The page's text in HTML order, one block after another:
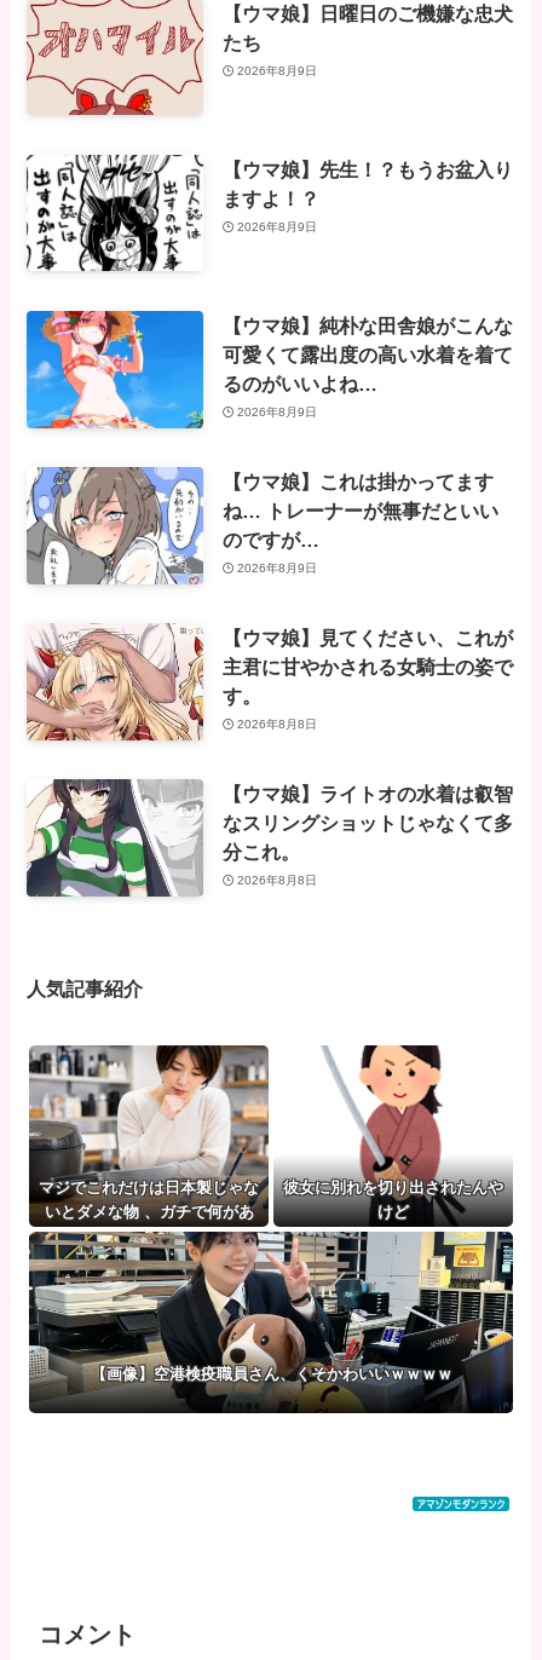
【ウマ娘】日曜日のご機嫌な忠犬
たち
2026年8月9日
【ウマ娘】先生！？もうお盆入り
ますよ！？
2026年8月9日
【ウマ娘】純朴な田舎娘がこんな
可愛くて露出度の高い水着を着て
るのがいいよね…
2026年8月9日
【ウマ娘】これは掛かってます
ね… トレーナーが無事だといい
のですが…
2026年8月9日
【ウマ娘】見てください、これが
主君に甘やかされる女騎士の姿で
す。
2026年8月8日
【ウマ娘】ライトオの水着は叡智
なスリングショットじゃなくて多
分これ。
2026年8月8日
人気記事紹介
マジでこれだけは日本製じゃな
いとダメな物 、ガチで何があ
る？
彼女に別れを切り出されたんや
けど
【画像】空港検疫職員さん、くそかわいいｗｗｗｗ
コメント